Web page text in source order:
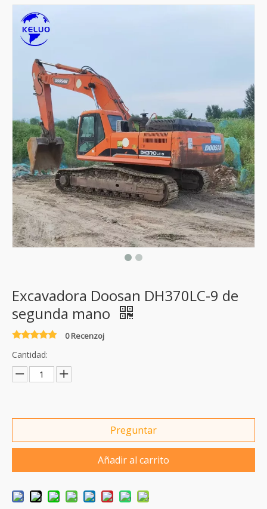
Excavadora Doosan DH370LC-9 de
segunda mano
0 Recenzoj
Cantidad:
Preguntar
Añadir al carrito